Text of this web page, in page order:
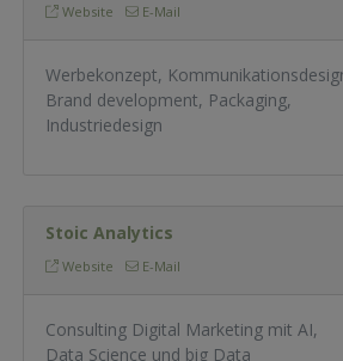
Website E-Mail
Werbekonzept,
Brand development, Packaging,
Industriedesign
Stoic Analytics
Website E-Mail
Consulting Digital Marketing mit AI,
Data Science und big Data